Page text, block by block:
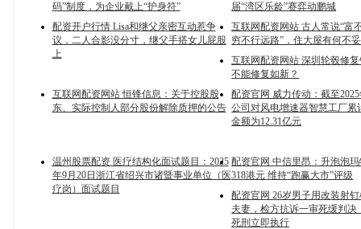
码”制度，为企业戴上“护身符”
届“湾区乐龄”赛弈动鹏城
配资开户行情 Lisa和继父亲密互动惹争
议，二人合影没分寸，继父手搭女儿屁股
上
互联网配资网站 古人常说“富
穷不行远路”，住大屋有何不
互联网配资网站 深圳轮毂修
不能修复如新？
互联网配资网站 恒锋信息：关于控股股
东、实际控制人部分股份解除质押的公告
配资官网 威力传动：截至
公司对风电增速器智慧工厂累
金额为12.31亿元
温州股票配资 医疗结构化面试题目：2025
年9月20日浙江省绍兴市诸暨事业单位（医
疗岗）面试题目
配资官网 中信里昂：升泡泡
318港元 维持“跑赢大市”评级
配资官网 26岁男子用改装射
夫妻，检方抗诉一审死缓判决
死刑立即执行